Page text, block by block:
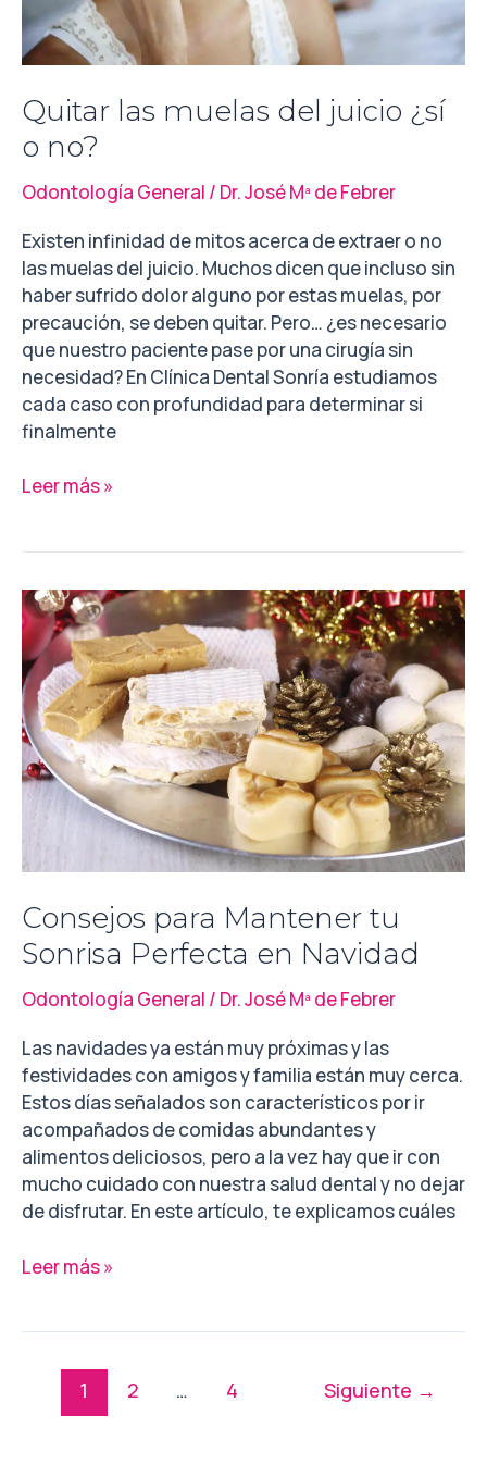
Quitar las muelas del juicio ¿sí
o no?
Odontología General / Dr. José Mª de Febrer
Existen infinidad de mitos acerca de extraer o no
las muelas del juicio. Muchos dicen que incluso sin
haber sufrido dolor alguno por estas muelas, por
precaución, se deben quitar. Pero… ¿es necesario
que nuestro paciente pase por una cirugía sin
necesidad? En Clínica Dental Sonría estudiamos
cada caso con profundidad para determinar si
finalmente
Leer más »
Consejos para Mantener tu
Sonrisa Perfecta en Navidad
Odontología General / Dr. José Mª de Febrer
Las navidades ya están muy próximas y las
festividades con amigos y familia están muy cerca.
Estos días señalados son característicos por ir
acompañados de comidas abundantes y
alimentos deliciosos, pero a la vez hay que ir con
mucho cuidado con nuestra salud dental y no dejar
de disfrutar. En este artículo, te explicamos cuáles
Consejos
para
Mantener
tu
Sonrisa
Perfecta
en
Navidad
Leer más »
1 2 … 4 Siguiente →